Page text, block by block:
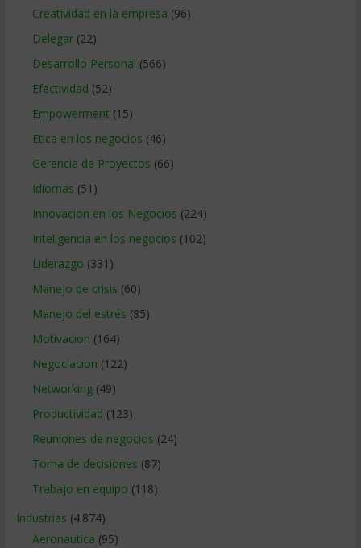
Creatividad en la empresa (96)
Delegar(22)
Desarrollo Personal (566)
Efectividad (52)
Empowerment (15)
Etica en los negocios (46)
Gerencia de Proyectos (66)
Idiomas (51)
Innovacion en los Negocios (224)
Inteligencia en los negocios (102)
Liderazgo (331)
Manejo de crisis (60)
Manejo del estrés (85)
Motivacion (164)
Negociacion (122)
Networking(49)
Productividad (123)
Reuniones de negocios (24)
Toma de decisiones (87)
Trabajo en equipo (118)
Industrias (4.874)
Aeronautica (95)